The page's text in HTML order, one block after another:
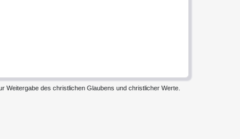
des christlichen Glaubens und christlicher Werte.